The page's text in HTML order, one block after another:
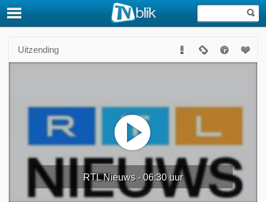
Uitzending
RTL Nieuws - 06:30 uur